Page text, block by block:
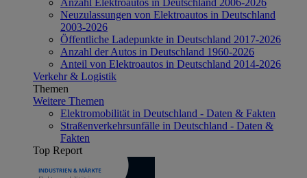
Neuzulassungen von Elektroautos in Deutschland
2003-2026
Öffentliche Ladepunkte in Deutschland 2017-2026
Anzahl der Autos in Deutschland 1960-2026
Anteil von Elektroautos in Deutschland 2014-2026
Verkehr & Logistik
Themen
Weitere Themen
Elektromobilität in Deutschland - Daten & Fakten
Straßenverkehrsunfälle in Deutschland - Daten &
Fakten
Top Report